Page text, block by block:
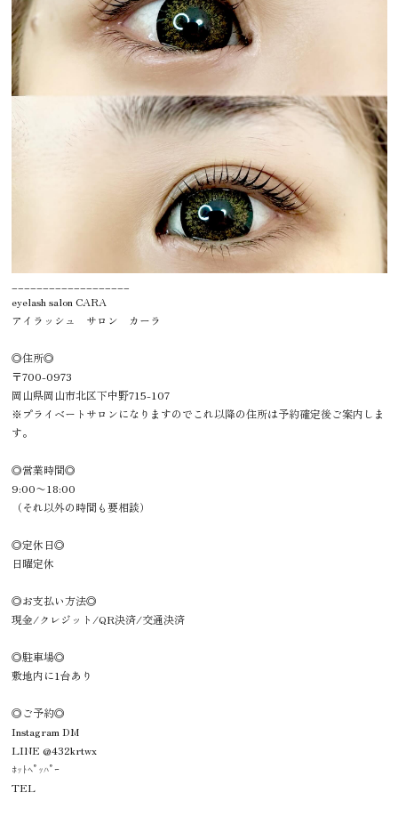
eyelash salon CARA
アイラッシュ サロン カーラ
◎住所◎
〒700-0973
岡山県岡山市北区下中野715-107
※プライベートサロンになりますのでこれ以降の住所は予約確定後ご案内しま
す。
◎営業時間◎
9:00〜18:00
（それ以外の時間も要相談）
◎定休日◎
日曜定休
◎お支払い方法◎
現金/クレジット/QR決済/交通決済
◎駐車場◎
敷地内に1台あり
◎ご予約◎
Instagram DM
LINE @432krtwx
ﾎｯﾄﾍﾟｯﾊﾟｰ
TEL